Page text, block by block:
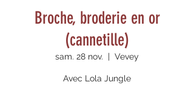
Broche, broderie en or
(cannetille)
sam. 28 nov.
  |
Vevey
Avec Lola Jungle